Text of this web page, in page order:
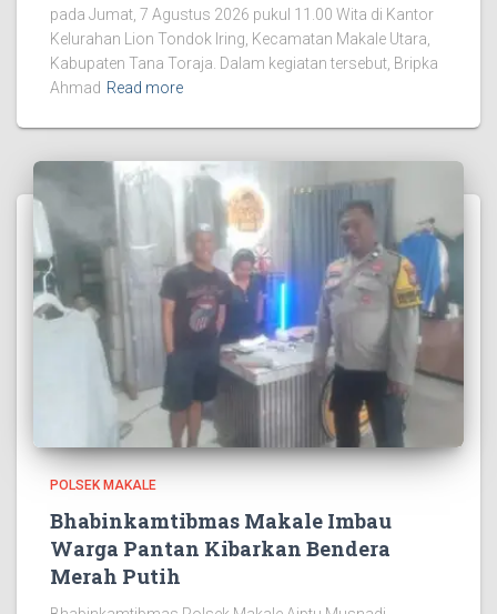
pada Jumat, 7 Agustus 2026 pukul 11.00 Wita di Kantor
Kelurahan Lion Tondok Iring, Kecamatan Makale Utara,
Kabupaten Tana Toraja. Dalam kegiatan tersebut, Bripka
Ahmad Read more
POLSEK MAKALE
Bhabinkamtibmas Makale Imbau
Warga Pantan Kibarkan Bendera
Merah Putih